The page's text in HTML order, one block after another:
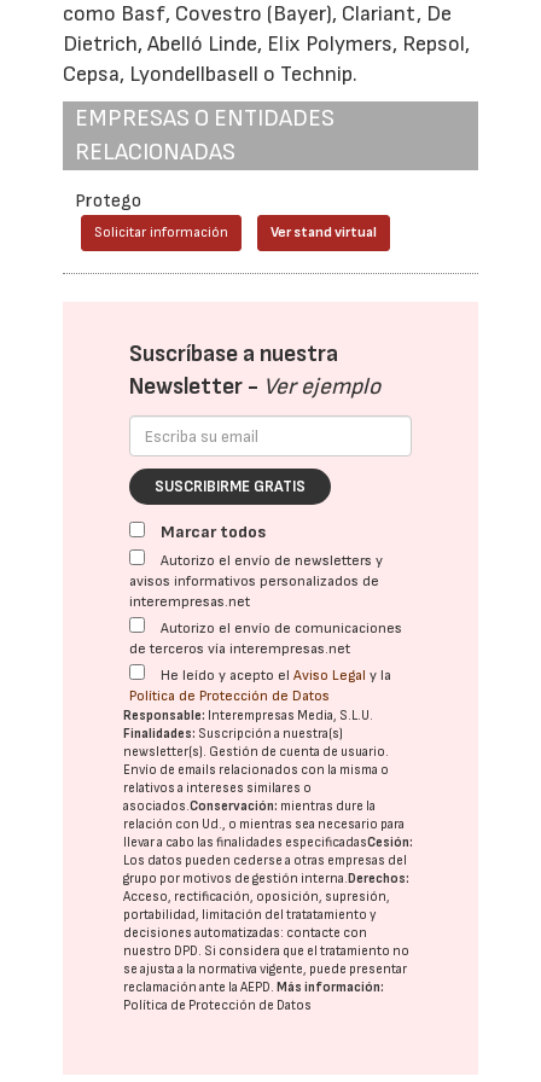
como Basf, Covestro (Bayer), Clariant, De
Dietrich, Abelló Linde, Elix Polymers, Repsol,
Cepsa, Lyondellbasell o Technip.
EMPRESAS O ENTIDADES
RELACIONADAS
Protego
Solicitar información Ver stand virtual
Suscríbase a nuestra
Newsletter - Ver ejemplo
SUSCRIBIRME GRATIS
Marcar todos
Autorizo el envío de newsletters y
avisos informativos personalizados de
interempresas.net
Autorizo el envío de comunicaciones
de terceros vía interempresas.net
He leído y acepto elAviso Legal y la
Política de Protección de Datos
Responsable: Interempresas Media, S.L.U.
Finalidades: Suscripción a nuestra(s)
newsletter(s). Gestión de cuenta de usuario.
Envío de emails relacionados con la misma o
relativos a intereses similares o
asociados.Conservación: mientras dure la
relación con Ud., o mientras sea necesario para
llevar a cabo las finalidades especificadasCesión:
Los datos pueden cederse a otras empresas del
grupo por motivos de gestión interna. Derechos:
Acceso, rectificación, oposición, supresión,
portabilidad, limitación del tratatamiento y
decisiones automatizadas: contacte con
nuestro DPD. Si considera que el tratamiento no
se ajusta a la normativa vigente, puede presentar
reclamación ante laAEPD. Más información:
Política de Protección de Datos